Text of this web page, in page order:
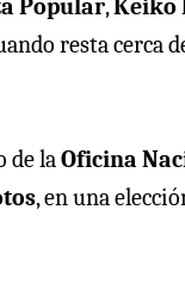
Popular,Keiko
resta cerca
de laOficina
, en una